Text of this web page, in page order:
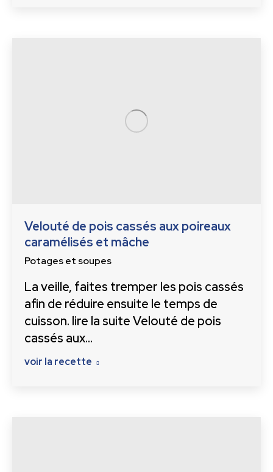
Velouté de pois cassés aux poireaux
caramélisés et mâche
Potages et soupes
La veille, faites tremper les pois cassés
afin de réduire ensuite le temps de
cuisson. lire la suite Velouté de pois
cassés aux…
voir la recette